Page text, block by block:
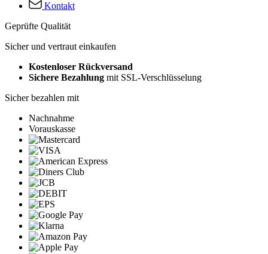
Kontakt
Geprüfte Qualität
Sicher und vertraut einkaufen
Kostenloser Rückversand
Sichere Bezahlung mit SSL-Verschlüsselung
Sicher bezahlen mit
Nachnahme
Vorauskasse